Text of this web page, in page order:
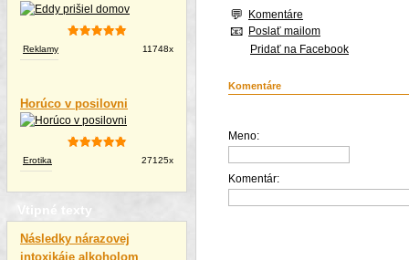
Reklamy 11748x
Horúco v posilovni
Erotika 27125x
Vtipné texty
Následky nárazovej
intoxikáie alkoholom
Komentáre
Poslať mailom
Pridať na Facebook
Komentáre
Meno:
Komentár: